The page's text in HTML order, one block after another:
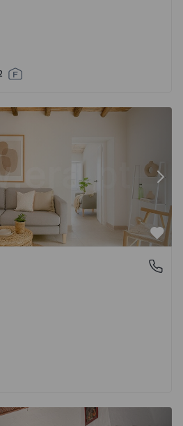
- 1459551 - 9
Santa Justa - 1369013 - 10